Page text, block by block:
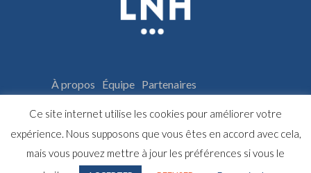
À propos Équipe Partenaires
Les résidences d’écriture
Galerie photos
Ce site internet utilise les cookies pour améliorer votre
expérience. Nous supposons que vous êtes en accord avec cela,
mais vous pouvez mettre à jour les préférences si vous le